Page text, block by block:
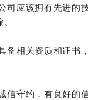
司应该拥有先进的
备相关资质和证书
信守约，有良好的